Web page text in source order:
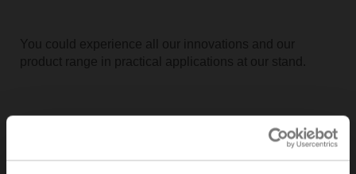
You could experience all our innovations and our
product range in practical applications at our stand.